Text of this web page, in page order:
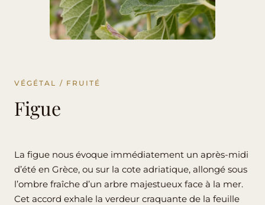
VÉGÉTAL / FRUITÉ
Figue
La figue nous évoque immédiatement un après-midi
d’été en Grèce, ou sur la cote adriatique, allongé sous
l’ombre fraîche d’un arbre majestueux face à la mer.
Cet accord exhale la verdeur craquante de la feuille